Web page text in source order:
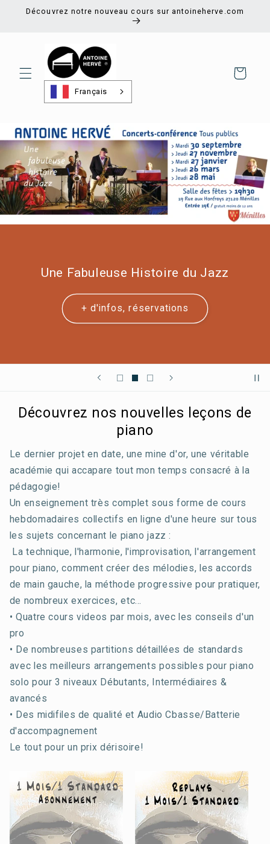
passer
Découvrez notre nouveau cours sur antoineherve.com
Français
Panier
Une Fabuleuse Histoire du Jazz
+ d'infos, réservations
Découvrez nos nouvelles leçons de
piano
Le dernier projet en date, une mine d'or, une véritable
académie qui accapare tout mon temps consacré à la
pédagogie!
Un enseignement très complet sous forme de cours
hebdomadaires collectifs en ligne d'une heure sur tous
les sujets concernant le piano jazz :
La technique, l'harmonie, l'improvisation, l'arrangement
pour piano, comment créer des mélodies, les accords
de main gauche, la méthode progressive pour pratiquer,
de nombreux exercices, etc...
• Quatre cours videos par mois, avec les conseils d'un
pro
• De nombreuses partitions détaillées de standards
avec les meilleurs arrangements possibles pour piano
solo pour 3 niveaux Débutants, Intermédiaires &
avancés
• Des midifiles de qualité et Audio Cbasse/Batterie
d'accompagnement
Le tout pour un prix dérisoire!